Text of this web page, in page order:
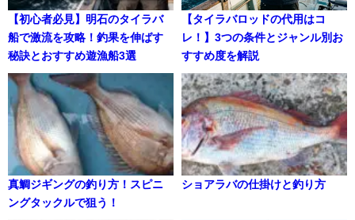
【初心者必見】明石のタイラバ
船で激流を攻略！釣果を伸ばす
秘訣とおすすめ遊漁船3選
【タイラバロッドの代用はコ
レ！】3つの条件とジャンル別お
すすめ度を解説
真鯛ジギングの釣り方！スピニ
ングタックルで狙う！
ショアラバの仕掛けと釣り方